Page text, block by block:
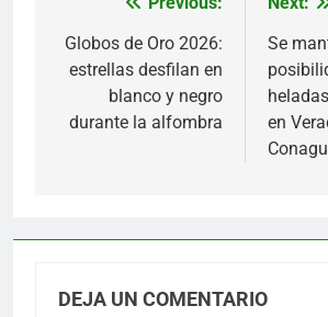
Navegación
de
entradas
Globos de Oro 2026:
estrellas desfilan en
blanco y negro
durante la alfombra
Se
en
DEJA UN COMENTARIO